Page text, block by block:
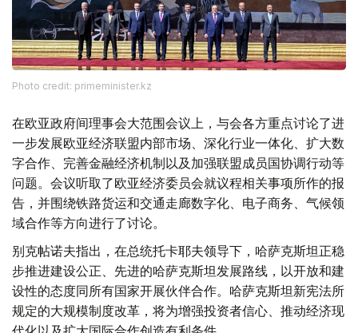
Photo credit: primeminister.kz
在欧亚政府间理事会大范围会议上，与会各方重点讨论了进
一步发展欧亚经济联盟内部市场、深化行业一体化、扩大数
字合作、完善金融经济机制以及加强联盟成员国协调行动等
问题。会议听取了欧亚经济委员会就议程相关事项所作的报
告，并围绕铁路货运和交通走廊数字化、电子商务、气候领
域合作等方向进行了讨论。
别克帖诺夫指出，在总统托卡耶夫领导下，哈萨克斯坦正稳
步推进建设公正、先进的哈萨克斯坦发展路线，以开放和建
设性的态度同所有国家开展伙伴合作。哈萨克斯坦新宪法所
规定的大规模制度改革，将为增强投资者信心、推动经济现